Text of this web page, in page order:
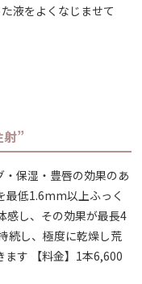
液をよくなじませて
”
保湿・豊唇の効果のあ
最低1.6mm以上ふっく
感し、その効果が最長4
続し、極度に乾燥し荒
ます 【料金】1本6,600